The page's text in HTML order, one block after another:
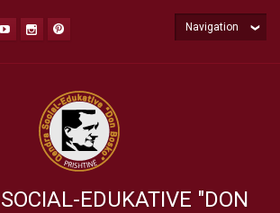
EDUKATIVE "DON
Navigation